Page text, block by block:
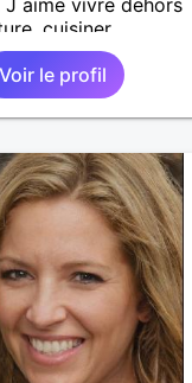
cuisiner,
camper, voyager,
des
techniques et
êtres vivants. J
pas d alcool,
je ris souvent.
un vrai amoureux
à profiter de la
deux. Je peux tout
seule, mais j en ai
partagé et rigoler
Voir le profil